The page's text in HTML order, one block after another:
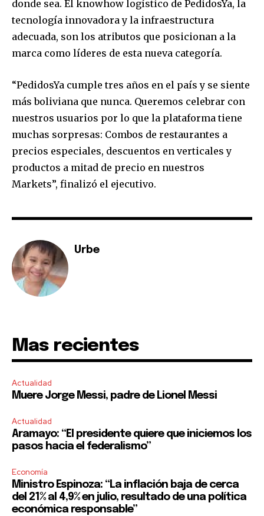
SUBSCRIBE
I've read and accept thePrivacy Policy.
donde sea. El knowhow logístico de PedidosYa, la
tecnología innovadora y la infraestructura
adecuada, son los atributos que posicionan a la
marca como líderes de esta nueva categoría.
“PedidosYa cumple tres años en el país y se siente
más boliviana que nunca. Queremos celebrar con
nuestros usuarios por lo que la plataforma tiene
muchas sorpresas: Combos de restaurantes a
precios especiales, descuentos en verticales y
productos a mitad de precio en nuestros
Markets”, finalizó el ejecutivo.
Urbe
Mas recientes
Actualidad
Muere Jorge Messi, padre de Lionel Messi
Actualidad
Aramayo: “El presidente quiere que iniciemos los
pasos hacia el federalismo”
Economía
Ministro Espinoza: “La inflación baja de cerca
del 21% al 4,9% en julio, resultado de una política
económica responsable”